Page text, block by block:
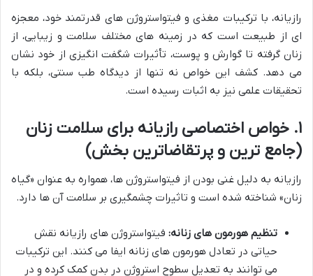
رازیانه، با ترکیبات مغذی و فیتواستروژن های قدرتمند خود، معجزه
ای از طبیعت است که در زمینه های مختلف سلامت و زیبایی، از
زنان گرفته تا گوارش و پوست، تأثیرات شگفت انگیزی از خود نشان
می دهد. کشف این خواص نه تنها از دیدگاه طب سنتی، بلکه با
تحقیقات علمی نیز به اثبات رسیده است.
۱. خواص اختصاصی رازیانه برای سلامت زنان
(جامع ترین و پرتقاضاترین بخش)
رازیانه به دلیل غنی بودن از فیتواستروژن ها، همواره به عنوان «گیاه
زنان» شناخته شده است و تاثیرات چشمگیری بر سلامت آن ها دارد.
تنظیم هورمون های زنانه: فیتواستروژن های رازیانه نقش
حیاتی در تعادل هورمون های زنانه ایفا می کنند. این ترکیبات
می توانند به تعدیل سطوح استروژن در بدن کمک کرده و در